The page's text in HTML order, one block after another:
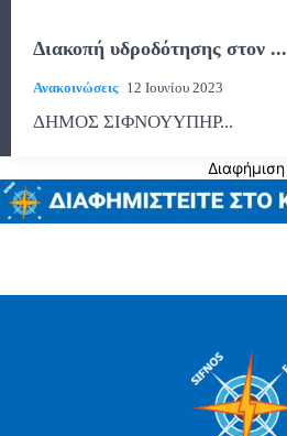
Διακοπή υδροδότησης στον ...
Ανακοινώσεις 12 Ιουνίου 2023
ΔΗΜΟΣ ΣΙΦΝΟΥΥΠΗΡ...
Διαφήμιση